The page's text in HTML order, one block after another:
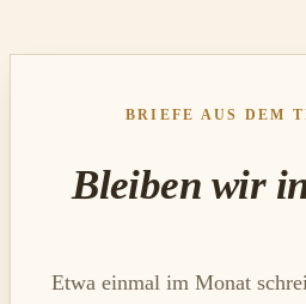
BRIEFE AUS DEM
Bleiben wir
Etwa einmal im Monat